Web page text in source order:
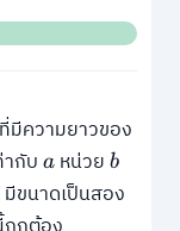
มีความยาวของ
ากับa หน่วยb
มีขนาดเป็นสอง